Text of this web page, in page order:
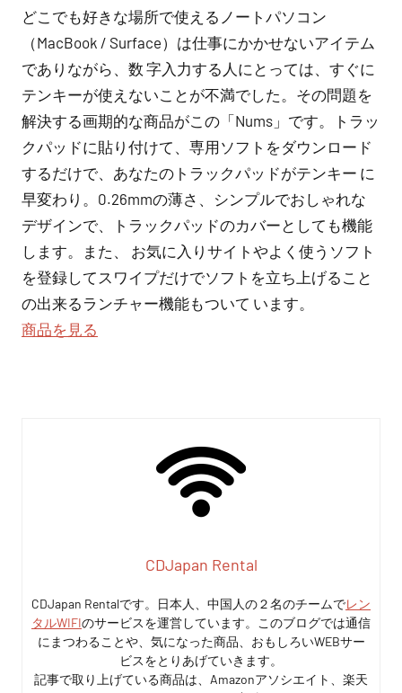
どこでも好きな場所で使えるノートパソコン
（MacBook / Surface）は仕事にかかせないアイテム
でありながら、数 字⼊⼒する⼈にとっては、すぐに
テンキーが使えないことが不満でした。その問題を
解決する画期的な商品がこの「Nums」です。トラッ
クパッドに貼り付けて、専⽤ソフトをダウンロード
するだけで、あなたのトラックパッドがテンキー に
早変わり。0.26mmの薄さ、シンプルでおしゃれな
デザインで、トラックパッドのカバーとしても機能
します。また、 お気に⼊りサイトやよく使うソフト
を登録してスワイプだけでソフトを⽴ち上げること
の出来るランチャー機能もついて います。
商品を見る
CDJapan Rental
CDJapan Rentalです。日本人、中国人の２名のチームでレン
タルWIFIのサービスを運営しています。このブログでは通信
にまつわることや、気になった商品、おもしろいWEBサー
ビスをとりあげていきます。
記事で取り上げている商品は、Amazonアソシエイト、楽天